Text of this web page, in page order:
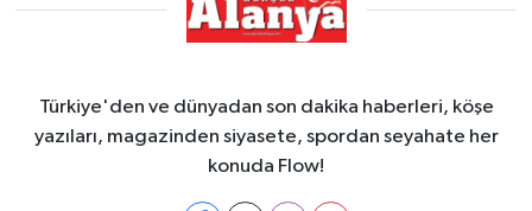
Türkiye'den ve dünyadan son dakika haberleri, köşe
yazıları, magazinden siyasete, spordan seyahate her
konuda Flow!